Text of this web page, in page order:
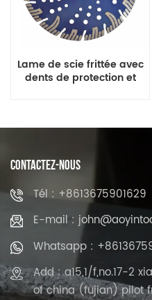
Lame de scie frittée avec
dents de protection et
CONTACTEZ-NOUS
Tél : +8613675901629
E-mail :
Whatsapp :
Add : a15,1/f,no.17-2
of china (fujian) pilot